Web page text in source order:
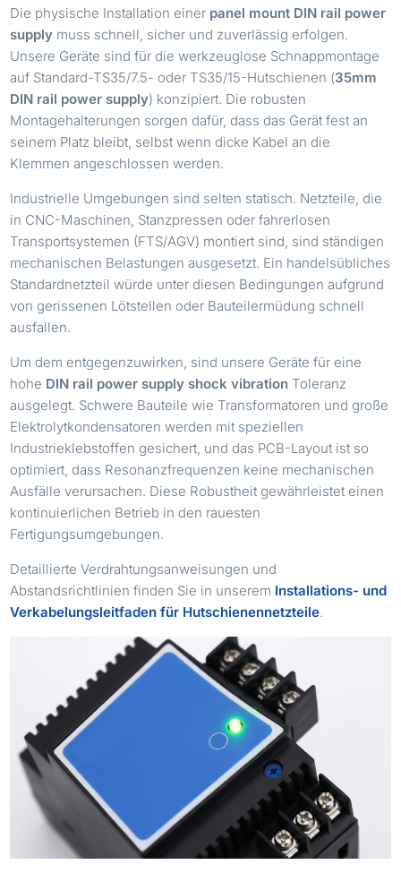
Die physische Installation einer panel mount DIN rail power
supply muss schnell, sicher und zuverlässig erfolgen.
Unsere Geräte sind für die werkzeuglose Schnappmontage
auf Standard-TS35/7.5- oder TS35/15-Hutschienen (35mm
DIN rail power supply) konzipiert. Die robusten
Montagehalterungen sorgen dafür, dass das Gerät fest an
seinem Platz bleibt, selbst wenn dicke Kabel an die
Klemmen angeschlossen werden.
Industrielle Umgebungen sind selten statisch. Netzteile, die
in CNC-Maschinen, Stanzpressen oder fahrerlosen
Transportsystemen (FTS/AGV) montiert sind, sind ständigen
mechanischen Belastungen ausgesetzt. Ein handelsübliches
Standardnetzteil würde unter diesen Bedingungen aufgrund
von gerissenen Lötstellen oder Bauteilermüdung schnell
ausfallen.
Um dem entgegenzuwirken, sind unsere Geräte für eine
hohe DIN rail power supply shock vibration Toleranz
ausgelegt. Schwere Bauteile wie Transformatoren und große
Elektrolytkondensatoren werden mit speziellen
Industrieklebstoffen gesichert, und das PCB-Layout ist so
optimiert, dass Resonanzfrequenzen keine mechanischen
Ausfälle verursachen. Diese Robustheit gewährleistet einen
kontinuierlichen Betrieb in den rauesten
Fertigungsumgebungen.
Detaillierte Verdrahtungsanweisungen und
Abstandsrichtlinien finden Sie in unserem Installations- und
Verkabelungsleitfaden für Hutschienennetzteile.